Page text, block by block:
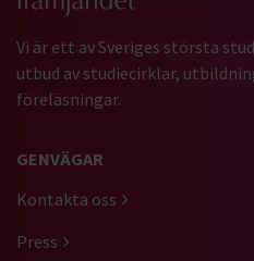
Vi är ett av Sveriges största
utbud av studiecirklar,
föreläsningar.
GENVÄGAR
Kontakta oss
Press